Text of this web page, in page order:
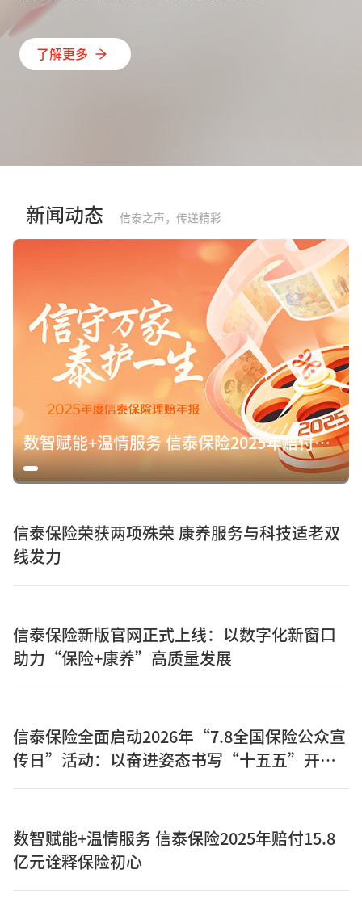
了解更多
新闻动态 信泰之声，传递精彩
数智赋能+温情服务 信泰保险2025年赔付15.8亿元诠释保险初心
信泰保险荣获两项殊荣 康养服务与科技适老双
线发力
信泰保险新版官网正式上线：以数字化新窗口
助力“保险+康养”高质量发展
信泰保险全面启动2026年“7.8全国保险公众宣
传日”活动：以奋进姿态书写“十五五”开局
数智赋能+温情服务 信泰保险2025年赔付15.8
亿元诠释保险初心